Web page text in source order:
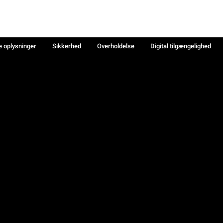
oplysninger Sikkerhed Overholdelse
Digital tilgængelighed